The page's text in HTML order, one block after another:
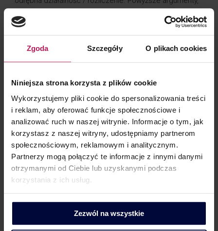
Zgoda Szczegóły O plikach cookies
Niniejsza strona korzysta z plików cookie
Wykorzystujemy pliki cookie do spersonalizowania treści
i reklam, aby oferować funkcje społecznościowe i
analizować ruch w naszej witrynie. Informacje o tym, jak
korzystasz z naszej witryny, udostępniamy partnerom
społecznościowym, reklamowym i analitycznym.
Partnerzy mogą połączyć te informacje z innymi danymi
otrzymanymi od Ciebie lub uzyskanymi podczas
korzystania z ich usług.
Zezwól na wszystkie
i uzasadnienia biznesowego pod wprowadzony
konieczne do uznania korekty dochodowości
strefową, z której dochód zwolniony jest
1 pkt 34 ustawy CIT. Tematyka korekt TP jest na tyle
istotna, iż zostanie również uregulowana w planowanych
od 2019 roku zmianach do ustawy CIT (obecnie
skierowanych do Senatu). Omawiany wyrok niejako
wyprzedził zamiary ustawodawcy, gdyż planowane jest
wprowadzenie dodatkowych wymogów dla podatników
rozliczających korekty TP. Na podstawie nowych
kosztów podatkowych konieczne będzie spełnienie
łącznie 5 warunków tj.: